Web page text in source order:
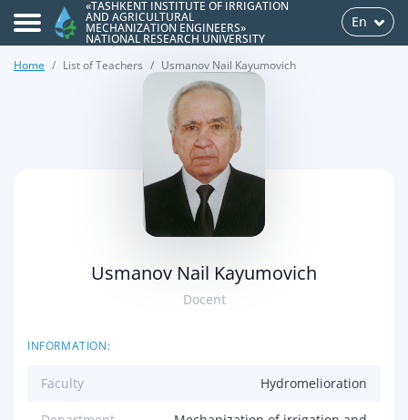
«TASHKENT INSTITUTE OF IRRIGATION
AND AGRICULTURAL
MECHANIZATION ENGINEERS»
NATIONAL RESEARCH UNIVERSITY
En
Home List of Teachers Usmanov Nail Kayumovich
Usmanov Nail Kayumovich
Docent
INFORMATION:
Faculty Hydromelioration